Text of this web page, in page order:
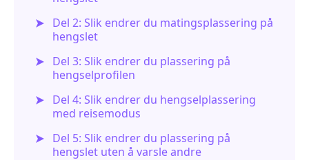
Del 2: Slik endrer du matingsplassering på
hengslet
Del 3: Slik endrer du plassering på
hengselprofilen
Del 4: Slik endrer du hengselplassering
med reisemodus
Del 5: Slik endrer du plassering på
hengslet uten å varsle andre